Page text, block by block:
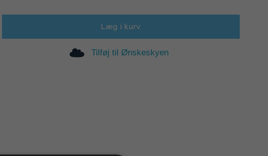
Læg i kurv
Tilføj til Ønskeskyen